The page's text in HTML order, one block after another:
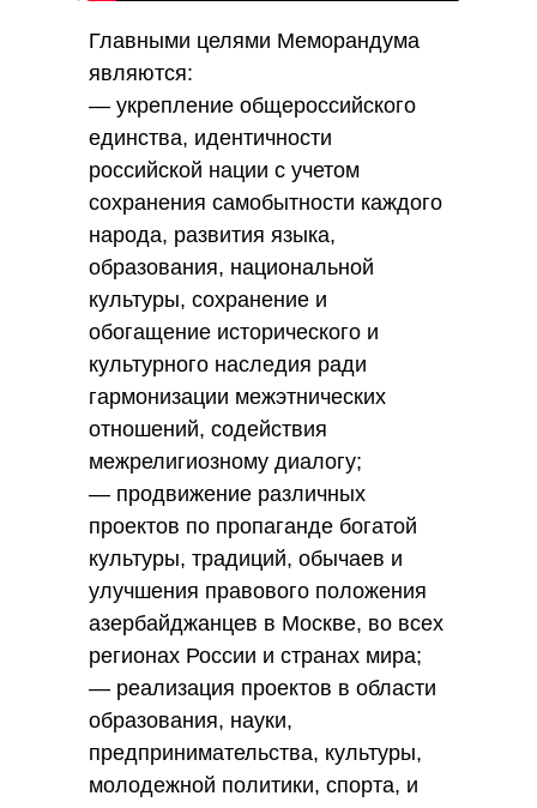
Главными целями Меморандума
являются:
— укрепление общероссийского
единства, идентичности
российской нации с учетом
сохранения самобытности каждого
народа, развития языка,
образования, национальной
культуры, сохранение и
обогащение исторического и
культурного наследия ради
гармонизации межэтнических
отношений, содействия
межрелигиозному диалогу;
— продвижение различных
проектов по пропаганде богатой
культуры, традиций, обычаев и
улучшения правового положения
азербайджанцев в Москве, во всех
регионах России и странах мира;
— реализация проектов в области
образования, науки,
предпринимательства, культуры,
молодежной политики, спорта, и